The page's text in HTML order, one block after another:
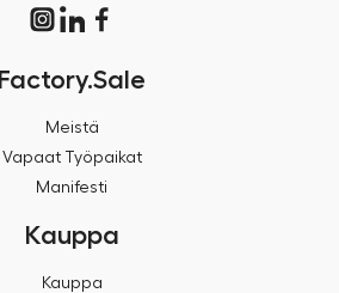
Factory.Sale
Meistä
Vapaat Työpaikat
Manifesti
Kauppa
Kauppa